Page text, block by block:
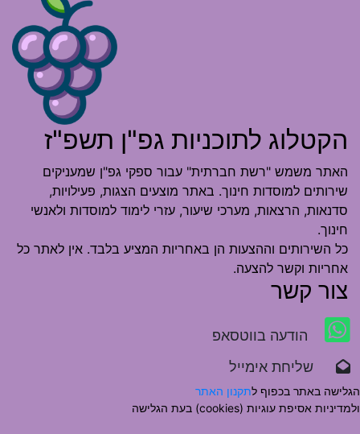
הקטלוג לתוכניות גפ"ן תשפ"ז
האתר משמש "רשת חברתית" עבור ספקי גפ"ן שמעניקים
שירותים למוסדות חינוך. באתר מוצעים הצגות, פעילויות,
סדנאות, הרצאות, מערכי שיעור, עזרי לימוד למוסדות ולאנשי
חינוך.
כל השירותים וההצעות הן באחריות המציע בלבד. אין לאתר כל
אחריות וקשר להצעה.
צור קשר
הודעה בווטסאפ
שליחת אימייל
הגלישה באתר בכפוף לתקנון האתר
ולמדיניות אסיפת עוגיות (cookies) בעת הגלישה